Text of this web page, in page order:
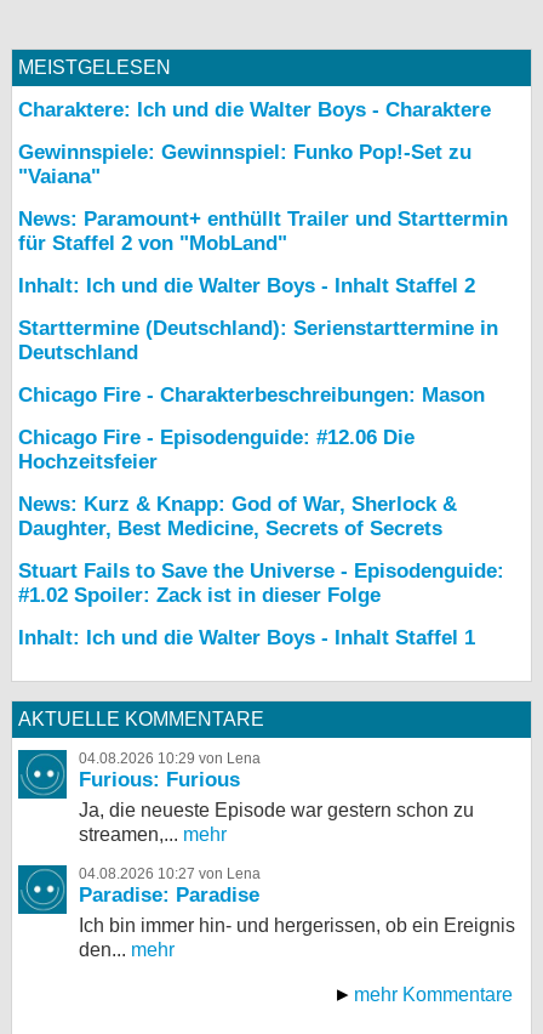
MEISTGELESEN
Charaktere: Ich und die Walter Boys - Charaktere
Gewinnspiele: Gewinnspiel: Funko Pop!-Set zu
"Vaiana"
News: Paramount+ enthüllt Trailer und Starttermin
für Staffel 2 von "MobLand"
Inhalt: Ich und die Walter Boys - Inhalt Staffel 2
Starttermine (Deutschland): Serienstarttermine in
Deutschland
Chicago Fire - Charakterbeschreibungen: Mason
Chicago Fire - Episodenguide: #12.06 Die
Hochzeitsfeier
News: Kurz & Knapp: God of War, Sherlock &
Daughter, Best Medicine, Secrets of Secrets
Stuart Fails to Save the Universe - Episodenguide:
#1.02 Spoiler: Zack ist in dieser Folge
Inhalt: Ich und die Walter Boys - Inhalt Staffel 1
AKTUELLE KOMMENTARE
04.08.2026 10:29 von Lena
Furious: Furious
Ja, die neueste Episode war gestern schon zu
streamen,... mehr
04.08.2026 10:27 von Lena
Paradise: Paradise
Ich bin immer hin- und hergerissen, ob ein Ereignis
den... mehr
mehr Kommentare